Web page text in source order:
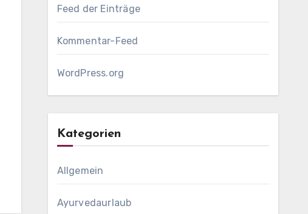
Feed der Einträge
Kommentar-Feed
WordPress.org
Kategorien
Allgemein
Ayurvedaurlaub